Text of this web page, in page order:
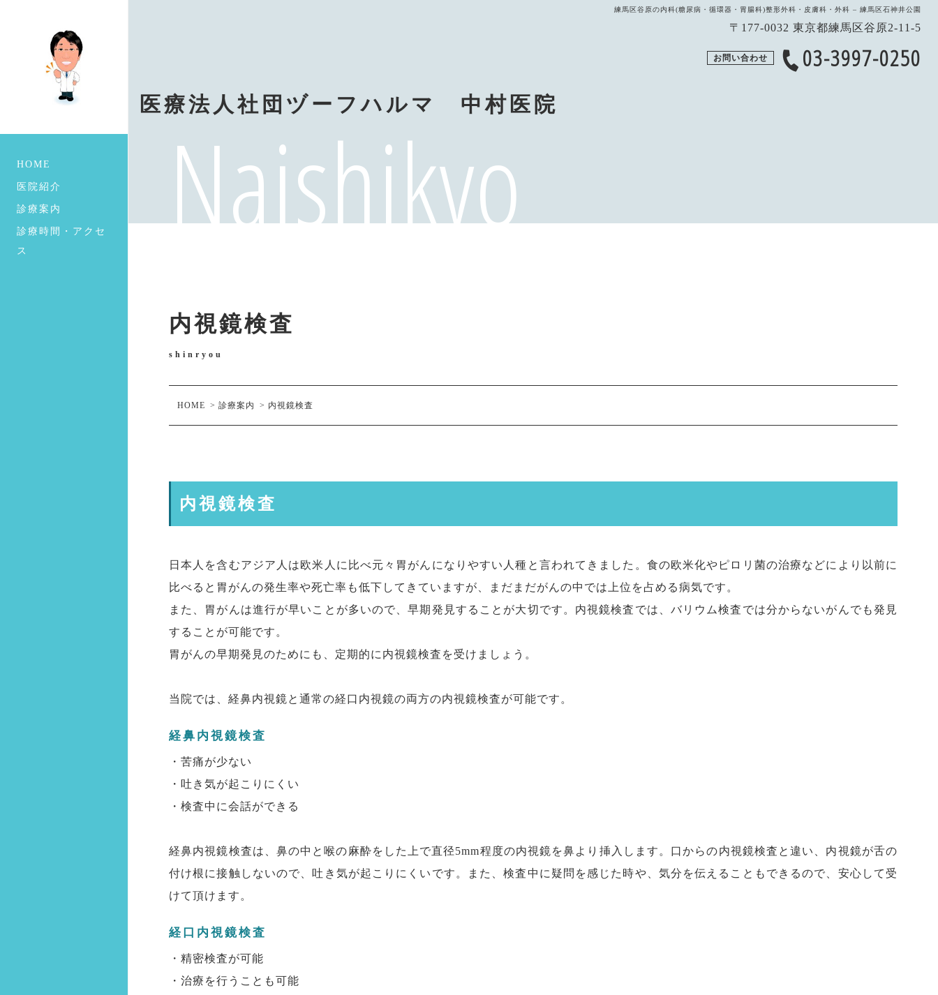
練馬区谷原の内科(糖尿病・循環器・胃腸科)整形外科・皮膚科・外科 – 練馬区石神井公園
HOME
医院紹介
診療案内
診療時間・アクセ
ス
Naishikyo
〒177-0032 東京都練馬区谷原2-11-5
お問い合わせ 03-3997-0250
医療法人社団ヅーフハルマ 中村医院
内視鏡検査
shinryou
HOME > 診療案内 > 内視鏡検査
内視鏡検査
日本人を含むアジア人は欧米人に比べ元々胃がんになりやすい人種と言われてきました。食の欧米化やピロリ菌の治療などにより以前に
比べると胃がんの発生率や死亡率も低下してきていますが、まだまだがんの中では上位を占める病気です。
また、胃がんは進行が早いことが多いので、早期発見することが大切です。内視鏡検査では、バリウム検査では分からないがんでも発見
することが可能です。
胃がんの早期発見のためにも、定期的に内視鏡検査を受けましょう。
当院では、経鼻内視鏡と通常の経口内視鏡の両方の内視鏡検査が可能です。
経鼻内視鏡検査
・苦痛が少ない
・吐き気が起こりにくい
・検査中に会話ができる
経鼻内視鏡検査は、鼻の中と喉の麻酔をした上で直径5mm程度の内視鏡を鼻より挿入します。口からの内視鏡検査と違い、内視鏡が舌の
付け根に接触しないので、吐き気が起こりにくいです。また、検査中に疑問を感じた時や、気分を伝えることもできるので、安心して受
けて頂けます。
経口内視鏡検査
・精密検査が可能
・治療を行うことも可能